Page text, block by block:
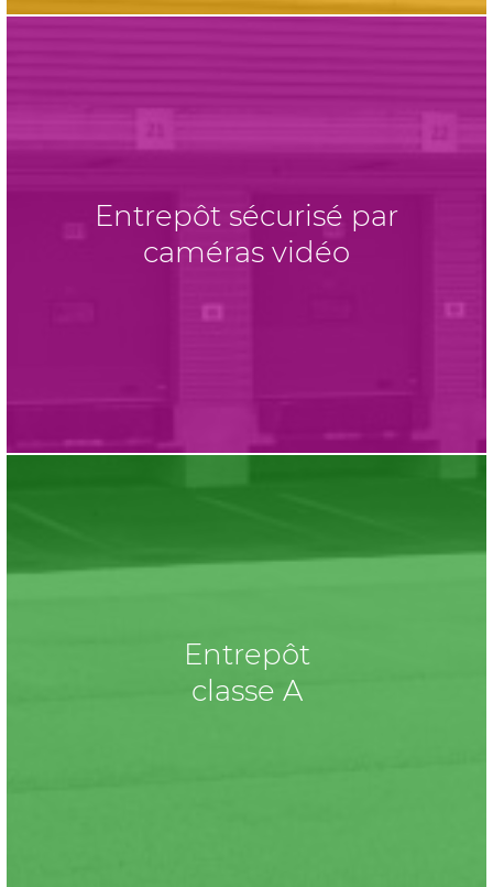
Entrepôt sécurisé par
caméras vidéo
Entrepôt
classe A